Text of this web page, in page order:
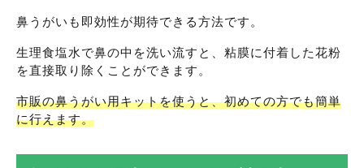
鼻うがいも即効性が期待できる方法です。
生理食塩水で鼻の中を洗い流すと、粘膜に付着した花粉
を直接取り除くことができます。
市販の鼻うがい用キットを使うと、初めての方でも簡単
に行えます。